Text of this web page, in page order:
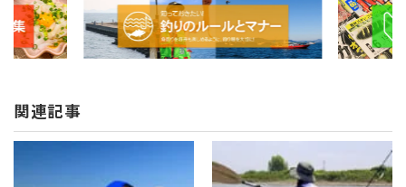
関連記事